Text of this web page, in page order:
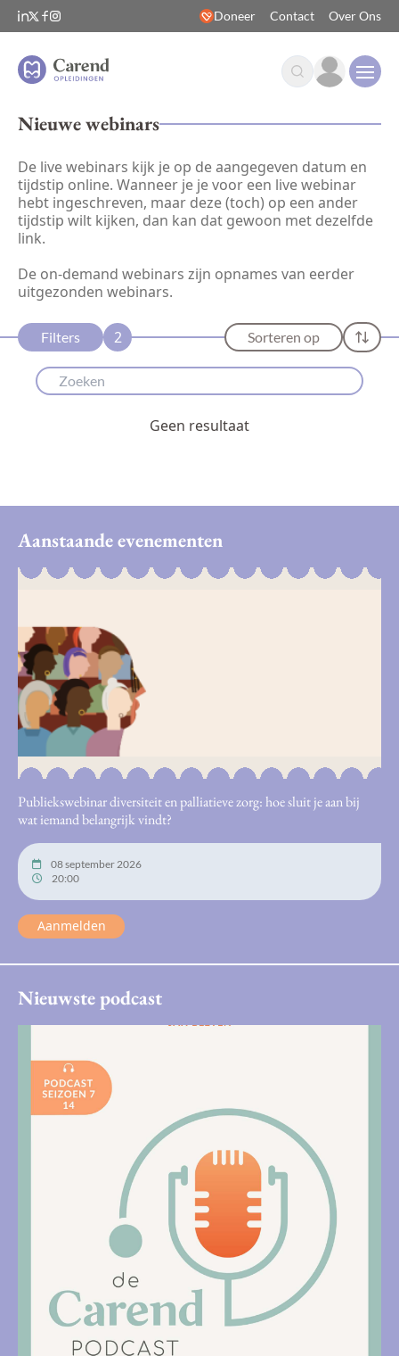
Doneer Contact Over Ons
Nieuwe webinars
De live webinars kijk je op de aangegeven datum en
tijdstip online. Wanneer je je voor een live webinar
hebt ingeschreven, maar deze (toch) op een ander
tijdstip wilt kijken, dan kan dat gewoon met dezelfde
link.
De on-demand webinars zijn opnames van eerder
uitgezonden webinars.
Filters 2 Sorteren op
Geen resultaat
Aanstaande evenementen
Publiekswebinar diversiteit en palliatieve zorg: hoe sluit je aan bij
wat iemand belangrijk vindt?
08 september 2026
20:00
Aanmelden
Nieuwste podcast